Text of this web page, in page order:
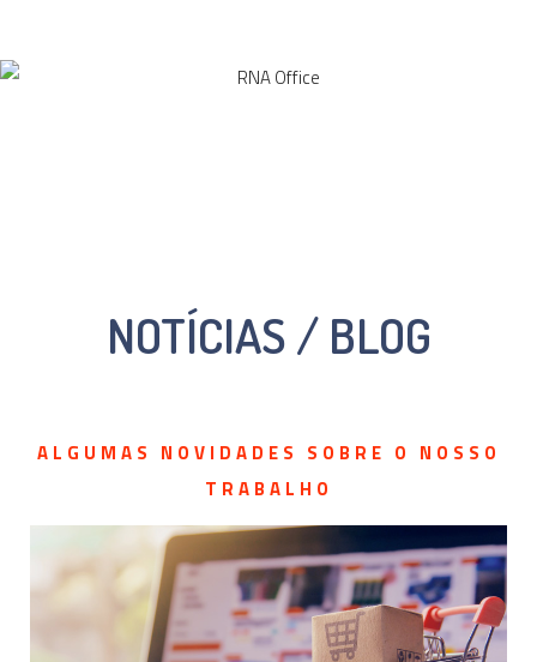
NOTÍCIAS / BLOG
ALGUMAS NOVIDADES SOBRE O NOSSO
TRABALHO